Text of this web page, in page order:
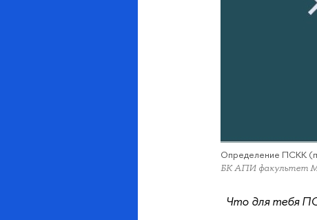
Определение ПСКК
БК АПИ факультет
Что для тебя